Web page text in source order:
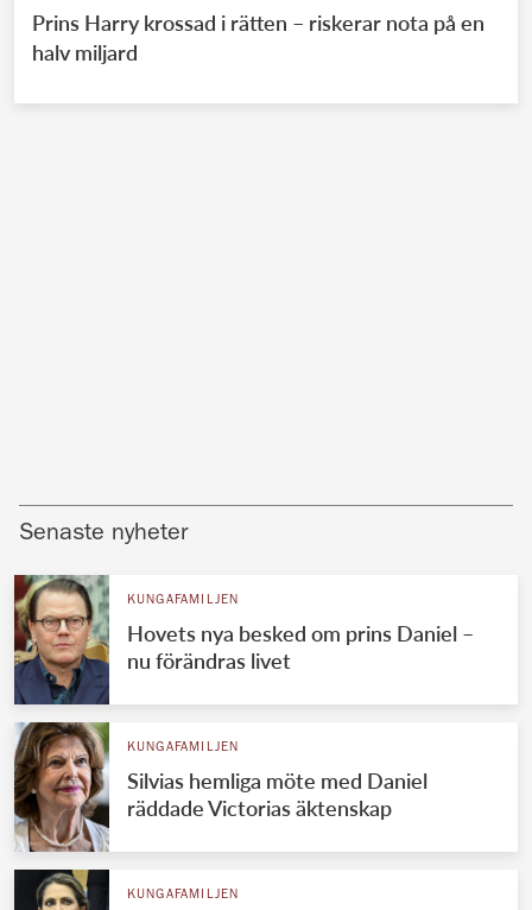
Prins Harry krossad i rätten – riskerar nota på en
halv miljard
Senaste nyheter
KUNGAFAMILJEN
Hovets nya besked om prins Daniel –
nu förändras livet
KUNGAFAMILJEN
Silvias hemliga möte med Daniel
räddade Victorias äktenskap
KUNGAFAMILJEN